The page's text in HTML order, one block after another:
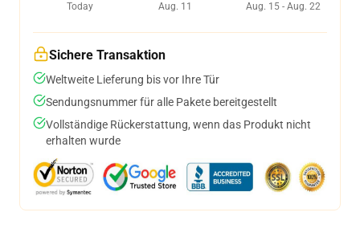
Today
Aug. 11
Aug. 15 - Aug. 22
Sichere Transaktion
Weltweite Lieferung bis vor Ihre Tür
Sendungsnummer für alle Pakete bereitgestellt
Vollständige Rückerstattung, wenn das Produkt nicht
erhalten wurde